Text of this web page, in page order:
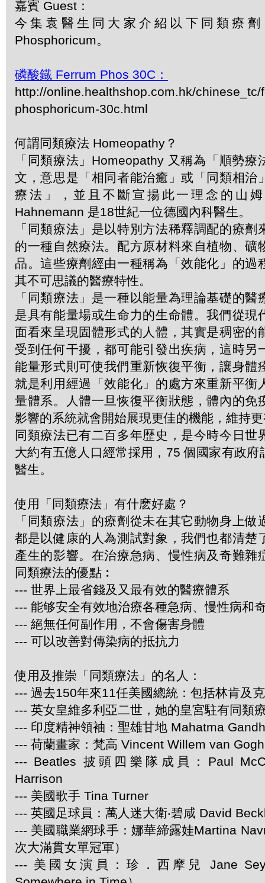
嘉賓 Guest：
今集袁醫生同大家介紹以下同類療劑
Phosphoricum。
磷酸鐡 Ferrum Phos 30C：
http://online.healthshop.com.hk/chinese_tc/
phosphoricum-30c.html
何謂同類療法 Homeopathy？
「同類療法」Homeopathy 又稱為「順勢療
文，意思是「相同者能治癒」或「同類相治
療法」，並且不斷宣揚此一理念的山
Hahnemann 是18世紀一位德國內科醫生。
「同類療法」是以特別方法稀釋調配的療劑
的一種自然療法。配方原材料來自植物、礦
品。這些療劑經由一種稱為「效能化」的過
其不可思議的醫療特性。
「同類療法」是一種以能量為理論基礎的醫
是具有能量場或生命力的生命體。我們從現
面看來呈現固體形式的人體，其實是稠密的
受到任何干擾，都可能引發出疾病，這時另
能量形式則可使我們重新恢復平衡，讓身體
就是利用經過「效能化」的處方來重新平衡
量體系。人體一旦恢復平衡狀態，體內的免
影響的系統就會開始展現更佳的機能，維持
同類療法已有二百多年歴史，是今時今日世
大約有五億人口經常採用，75 個國家有政府
醫生。
使用「同類療法」有什麽好處？
「同類療法」的療劑從未在其它動物身上做
都是以健康的人為測試對象，我們也都清楚
產生的影響。在治療急病、慢性病及奇難雜
同類療法的優點︰
--- 世界上最省錢及又最有效的醫療體系
--- 能够安全有效地治療各種急病、慢性病和
--- 絕無任何副作用，不會傷害身體
--- 可以改善對傳染病的抵抗力
使用及推崇「同類療法」的名人：
--- 過去150年來11任美國總統：包括林肯及
--- 英女皇維多利亞二世，她的皇宮駐有同類
--- 印度精神領袖：聖雄甘地 Mahatma
--- 荷蘭畫家：梵高 Vincent Willem van Gogh
--- Beatles 披頭四樂隊成員：Paul
Harrison
--- 美國歌手 Tina Turner
--- 英國足球員：萬人迷大衛‧碧咸 David
--- 美國職業網球手：娜華締露娃Martina
次大滿貫女單冠軍）
--- 美國女演員：珍．西摩兒 Jane